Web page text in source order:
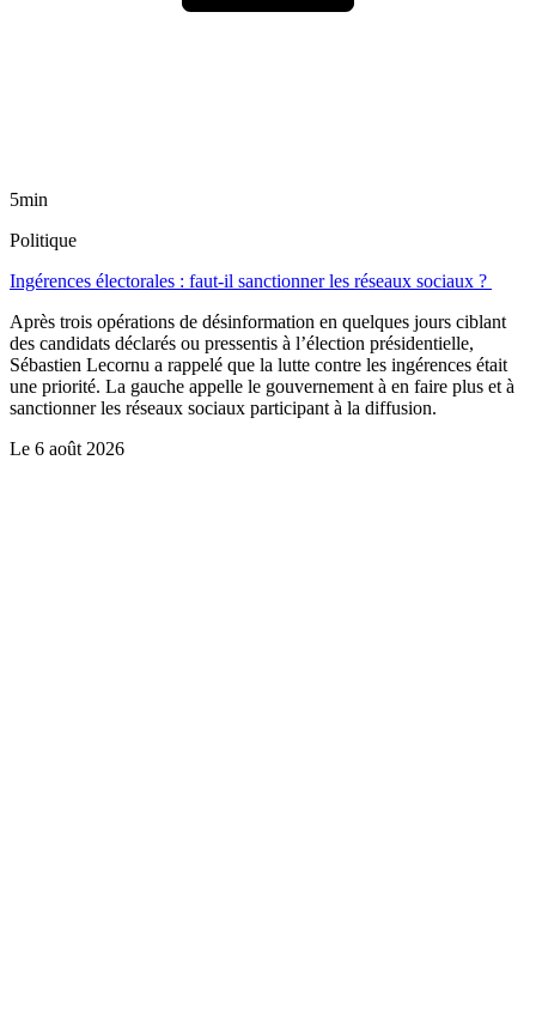
5min
Politique
Ingérences électorales : faut-il sanctionner les réseaux sociaux ?
Après trois opérations de désinformation en quelques jours ciblant
des candidats déclarés ou pressentis à l’élection présidentielle,
Sébastien Lecornu a rappelé que la lutte contre les ingérences était
une priorité. La gauche appelle le gouvernement à en faire plus et à
sanctionner les réseaux sociaux participant à la diffusion.
Le 6 août 2026